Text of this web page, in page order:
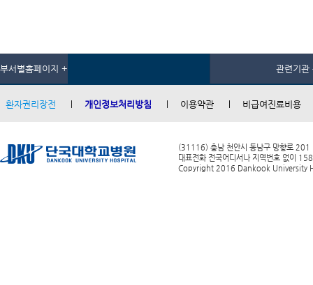
부서별홈페이지 + 관련기관
환자권리장전 개인정보처리방침 이용약관 비급여진료비용
(31116) 충남 천안시 동남구 망향로 201
대표전화 전국어디서나 지역번호 없이
Copyright 2016 Dankook University